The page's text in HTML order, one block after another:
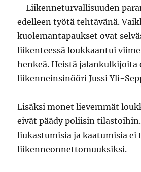
– Liikenneturvallisuuden
edelleen työtä tehtävänä.
kuolemantapaukset ovat
liikenteessä loukkaantui
henkeä. Heistä jalankulkijoita
liikenneinsinööri Jussi Yli-
Lisäksi monet lievemmät
eivät päädy poliisin
liukastumisia ja kaatumisia ei
liikenneonnettomuuksiksi.